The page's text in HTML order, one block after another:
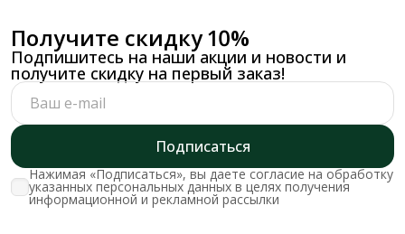
Получите скидку 10%
Подпишитесь на наши акции и новости и
получите скидку на первый заказ!
Подписаться
Нажимая «Подписаться», вы даете согласие на обработку
указанных персональных данных в целях получения
информационной и рекламной рассылки